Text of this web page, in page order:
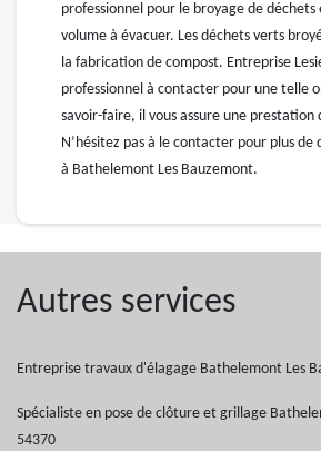
professionnel pour le broyage de
volume à évacuer. Les déchets verts
la fabrication de compost. Entreprise
professionnel à contacter pour une telle
savoir-faire, il vous assure une prestation
N’hésitez pas à le contacter pour plus de
à Bathelemont Les Bauzemont.
Autres services
Entreprise travaux d'élagage Bathelemont Les
Spécialiste en pose de clôture et grillage
54370